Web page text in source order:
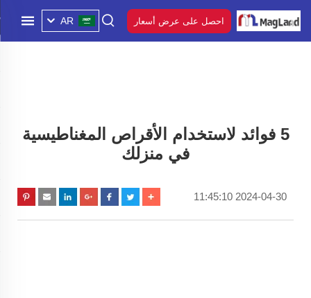
احصل على عرض أسعار AR
5 فوائد لاستخدام الأقراص المغناطيسية
في منزلك
2024-04-30 11:45:10